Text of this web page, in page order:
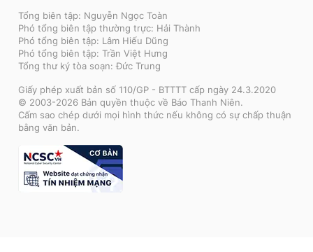
Tổng biên tập: Nguyễn Ngọc Toàn
Phó tổng biên tập thường trực: Hải Thành
Phó tổng biên tập: Lâm Hiếu Dũng
Phó tổng biên tập: Trần Việt Hưng
Tổng thư ký tòa soạn: Đức Trung
Giấy phép xuất bản số 110/GP - BTTTT cấp ngày 24.3.2020
© 2003-2026 Bản quyền thuộc về Báo Thanh Niên.
Cấm sao chép dưới mọi hình thức nếu không có sự chấp thuận
bằng văn bản.